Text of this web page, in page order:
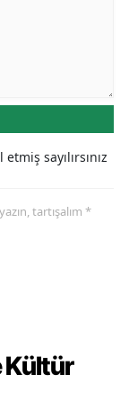
sayılırsınız
tartışalım *
Kültür